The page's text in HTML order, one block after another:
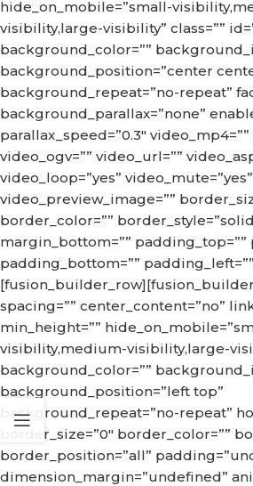
hide_on_mobile=”small-
visibility,large-visibility” class=””
background_color=””
background_position=”center
background_repeat=”no-repeat”
background_parallax=”none”
parallax_speed=”0.3″
video_ogv=”” video_url=””
video_loop=”yes” video_mute=”yes”
video_preview_image=””
border_color=””
margin_bottom=”” padding_top=””
padding_bottom=””
spacing=”” center_content=”no”
min_height=””
visibility,medium-visibility,large-
background_color=””
background_position=”left top”
background_repeat=”no-repeat”
border_size=”0″ border_color=””
border_position=”all”
dimension_margin=”undefined”